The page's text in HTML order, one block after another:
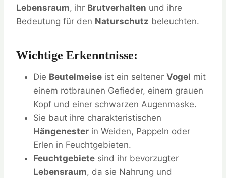
Lebensraum, ihr Brutverhalten und ihre
Bedeutung für den Naturschutz beleuchten.
Wichtige Erkenntnisse:
Die Beutelmeise ist ein seltener Vogel mit
einem rotbraunen Gefieder, einem grauen
Kopf und einer schwarzen Augenmaske.
Sie baut ihre charakteristischen
Hängenester in Weiden, Pappeln oder
Erlen in Feuchtgebieten.
Feuchtgebiete sind ihr bevorzugter
Lebensraum, da sie Nahrung und